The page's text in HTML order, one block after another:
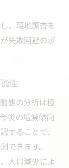
、現地調査を
失敗回避のポ
性
態の分析は極
後の増減傾向
することで、
できます。
人口減少によ